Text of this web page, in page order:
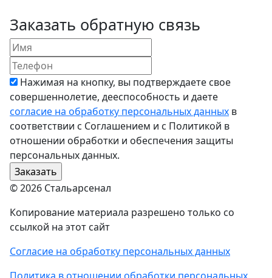
Заказать обратную связь
Нажимая на кнопку, вы подтверждаете свое
совершеннолетие, дееспособность и даете
согласие на обработку персональных данных в
соответствии с Соглашением и с Политикой в
отношении обработки и обеспечения защиты
персональных данных.
© 2026 Стальарсенал
Копирование материала разрешено только со
ссылкой на этот сайт
Согласие на обработку персональных данных